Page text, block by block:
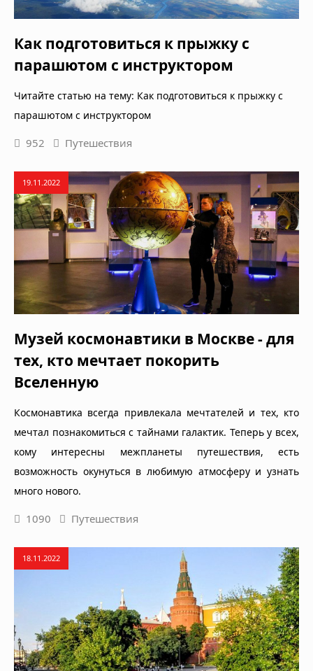
Как подготовиться к прыжку с
парашютом с инструктором
Читайте статью на тему: Как подготовиться к прыжку с
парашютом с инструктором
952 Путешествия
19.11.2022
Музей космонавтики в Москве - для
тех, кто мечтает покорить
Вселенную
Космонавтика всегда привлекала мечтателей и тех, кто
мечтал познакомиться с тайнами галактик. Теперь у всех,
кому интересны межпланеты путешествия, есть
возможность окунуться в любимую атмосферу и узнать
много нового.
1090 Путешествия
18.11.2022